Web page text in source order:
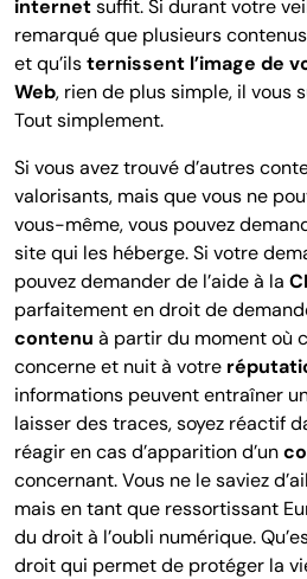
internetsuffit. Si durant votre
remarqué que plusieurs
et qu’ilsternissent l’image de
Web, rien de plus simple, il vous
Tout simplement.
Si vous avez trouvé d’autres
valorisants, mais que vous ne
vous-même, vous pouvez
site qui les héberge. Si votre
pouvez demander de l’aide à la
parfaitement en droit de
contenu à partir du moment où
concerne et nuit à votre
informations peuvent entraîner
laisser des traces, soyez réactif
réagir en cas d’apparition d’un
concernant.Vous ne le saviez
mais en tant que ressortissant
du droit à l’oubli numérique.
droit qui permet de protéger la